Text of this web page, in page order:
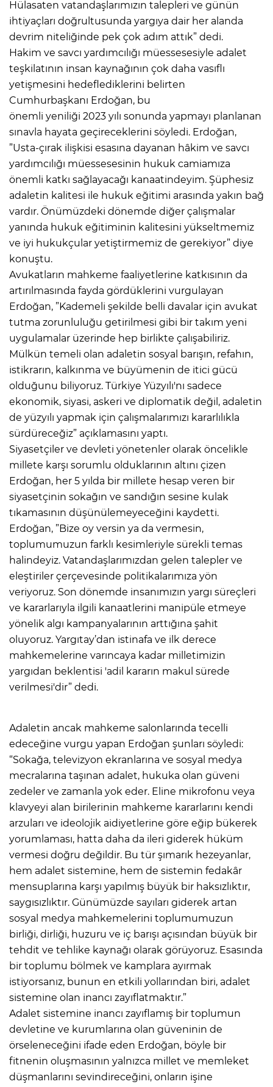
Hülasaten vatandaşlarımızın talepleri ve günün
ihtiyaçları doğrultusunda yargıya dair her alanda
devrim niteliğinde pek çok adım attık” dedi.
Hakim ve savcı yardımcılığı müessesesiyle adalet
teşkilatının insan kaynağının çok daha vasıflı
yetişmesini hedeflediklerini belirten
Cumhurbaşkanı Erdoğan, bu
önemli yeniliği 2023 yılı sonunda yapmayı planlanan
sınavla hayata geçireceklerini söyledi. Erdoğan,
”Usta-çırak ilişkisi esasına dayanan hâkim ve savcı
yardımcılığı müessesesinin hukuk camiamıza
önemli katkı sağlayacağı kanaatindeyim. Şüphesiz
adaletin kalitesi ile hukuk eğitimi arasında yakın bağ
vardır. Önümüzdeki dönemde diğer çalışmalar
yanında hukuk eğitiminin kalitesini yükseltmemiz
ve iyi hukukçular yetiştirmemiz de gerekiyor” diye
konuştu.
Avukatların mahkeme faaliyetlerine katkısının da
artırılmasında fayda gördüklerini vurgulayan
Erdoğan, ”Kademeli şekilde belli davalar için avukat
tutma zorunluluğu getirilmesi gibi bir takım yeni
uygulamalar üzerinde hep birlikte çalışabiliriz.
Mülkün temeli olan adaletin sosyal barışın, refahın,
istikrarın, kalkınma ve büyümenin de itici gücü
olduğunu biliyoruz. Türkiye Yüzyılı'nı sadece
ekonomik, siyasi, askeri ve diplomatik değil, adaletin
de yüzyılı yapmak için çalışmalarımızı kararlılıkla
sürdüreceğiz” açıklamasını yaptı.
Siyasetçiler ve devleti yönetenler olarak öncelikle
millete karşı sorumlu olduklarının altını çizen
Erdoğan, her 5 yılda bir millete hesap veren bir
siyasetçinin sokağın ve sandığın sesine kulak
tıkamasının düşünülemeyeceğini kaydetti.
Erdoğan, ”Bize oy versin ya da vermesin,
toplumumuzun farklı kesimleriyle sürekli temas
halindeyiz. Vatandaşlarımızdan gelen talepler ve
eleştiriler çerçevesinde politikalarımıza yön
veriyoruz. Son dönemde insanımızın yargı süreçleri
ve kararlarıyla ilgili kanaatlerini manipüle etmeye
yönelik algı kampanyalarının arttığına şahit
oluyoruz. Yargıtay’dan istinafa ve ilk derece
mahkemelerine varıncaya kadar milletimizin
yargıdan beklentisi 'adil kararın makul sürede
verilmesi'dir” dedi.
Adaletin ancak mahkeme salonlarında tecelli
edeceğine vurgu yapan Erdoğan şunları söyledi:
“Sokağa, televizyon ekranlarına ve sosyal medya
mecralarına taşınan adalet, hukuka olan güveni
zedeler ve zamanla yok eder. Eline mikrofonu veya
klavyeyi alan birilerinin mahkeme kararlarını kendi
arzuları ve ideolojik aidiyetlerine göre eğip bükerek
yorumlaması, hatta daha da ileri giderek hüküm
vermesi doğru değildir. Bu tür şımarık hezeyanlar,
hem adalet sistemine, hem de sistemin fedakâr
mensuplarına karşı yapılmış büyük bir haksızlıktır,
saygısızlıktır. Günümüzde sayıları giderek artan
sosyal medya mahkemelerini toplumumuzun
birliği, dirliği, huzuru ve iç barışı açısından büyük bir
tehdit ve tehlike kaynağı olarak görüyoruz. Esasında
bir toplumu bölmek ve kamplara ayırmak
istiyorsanız, bunun en etkili yollarından biri, adalet
sistemine olan inancı zayıflatmaktır.”
Adalet sistemine inancı zayıflamış bir toplumun
devletine ve kurumlarına olan güveninin de
örseleneceğini ifade eden Erdoğan, böyle bir
fitnenin oluşmasının yalnızca millet ve memleket
düşmanlarını sevindireceğini, onların işine